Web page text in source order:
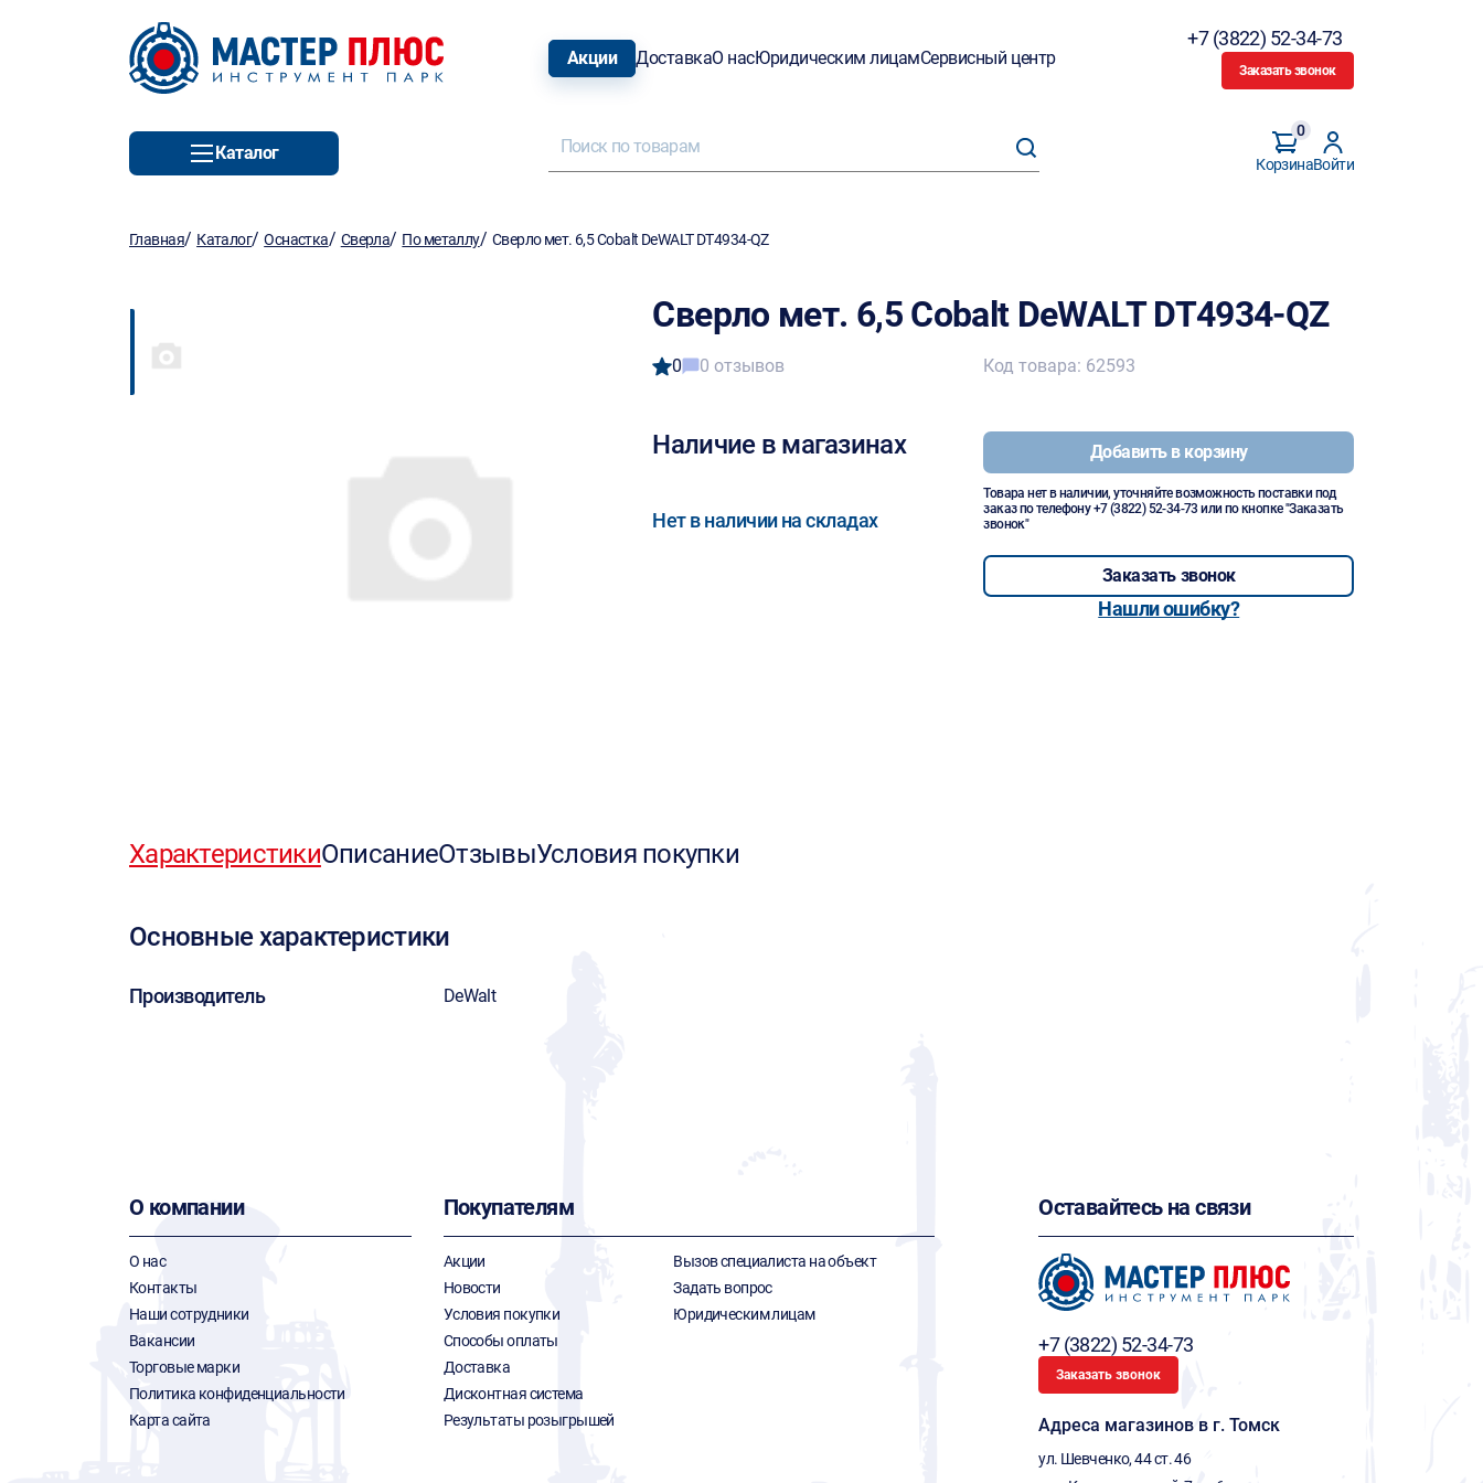
Акции ДоставкаО насЮридическим лицамСервисный центр
+7 (3822) 52-34-73
Заказать звонок
Каталог
Корзина
0
Войти
Главная/ Каталог/Оснастка/ Сверла/ По металлу/ Сверло мет. 6,5 Cobalt DeWALT DT4934-QZ
Сверло мет. 6,5 Cobalt DeWALT DT4934-QZ
0 0 отзывов
Наличие в магазинах
Нет в наличии на складах
Код товара: 62593
Добавить в корзину
Товара нет в наличии, уточняйте возможность поставки под
заказ по телефону+7 (3822) 52-34-73 или по кнопке "Заказать
звонок"
Заказать звонок
Нашли ошибку?
ХарактеристикиОписаниеОтзывыУсловия покупки
Основные характеристики
Производитель DeWalt
О компании
О нас
Контакты
Наши сотрудники
Вакансии
Торговые марки
Политика конфиденциальности
Карта сайта
Покупателям
Акции
Новости
Условия покупки
Способы оплаты
Доставка
Дисконтная система
Результаты розыгрышей
Вызов специалиста на объект
Задать вопрос
Юридическим лицам
Оставайтесь на связи
+7 (3822) 52-34-73
Заказать звонок
Адреса магазинов в г. Томск
ул. Шевченко, 44 ст. 46